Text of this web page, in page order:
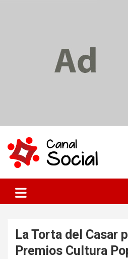
content
Canal Social
La Torta del Casar
Premios Cultura